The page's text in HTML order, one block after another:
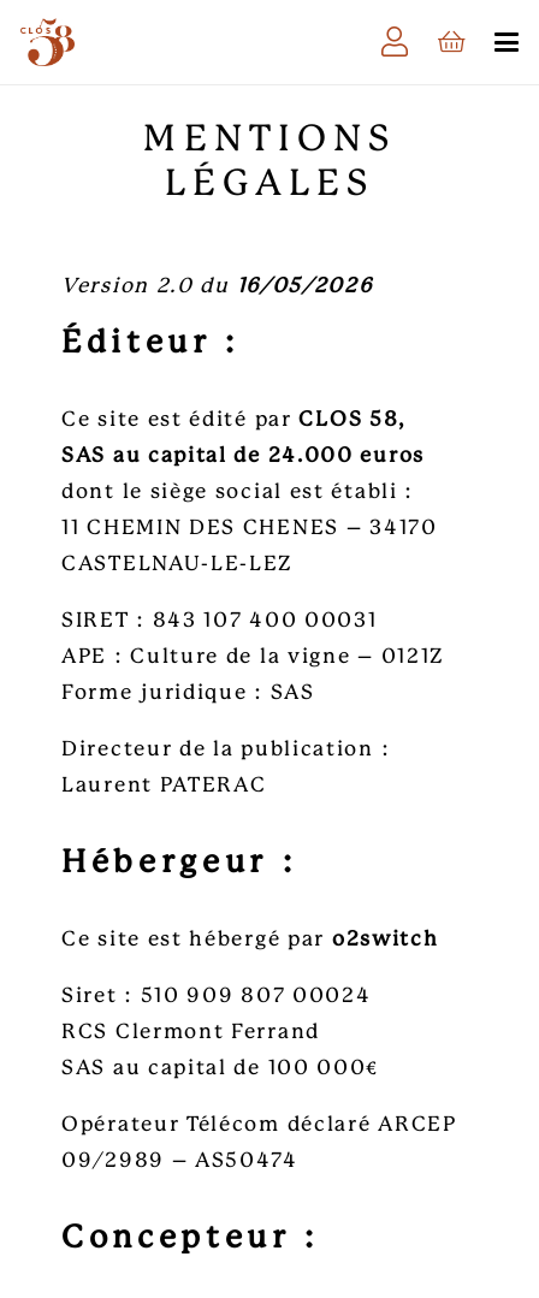
MENTIONS
LÉGALES
Version 2.0 du 16/05/2026
Éditeur :
Ce site est édité parCLOS 58,
SAS au capital de 24.000 euros
dont le siège social est établi :
11 CHEMIN DES CHENES – 34170
CASTELNAU-LE-LEZ
SIRET : 843 107 400 00031
APE : Culture de la vigne – 0121Z
Forme juridique : SAS
Directeur de la publication :
Laurent PATERAC
Hébergeur :
Ce site est hébergé par o2switch
Siret : 510 909 807 00024
RCS Clermont Ferrand
SAS au capital de 100 000€
Opérateur Télécom déclaré ARCEP
09/2989 – AS50474
Concepteur :